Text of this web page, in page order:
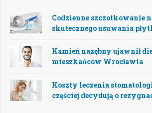
Codzienne szczotkowanie
skutecznego usuwania
Kamień nazębny ujawnił
mieszkańców Wrocławia
Koszty leczenia
częściej decydują o